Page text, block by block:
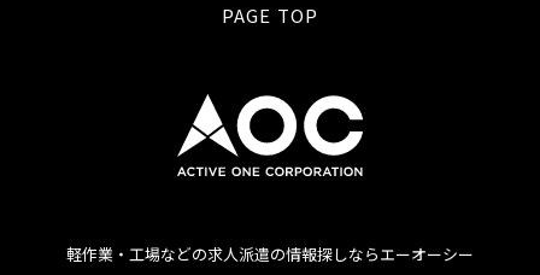
PAGE TOP
軽作業・工場などの求人派遣の情報探しならエーオーシー